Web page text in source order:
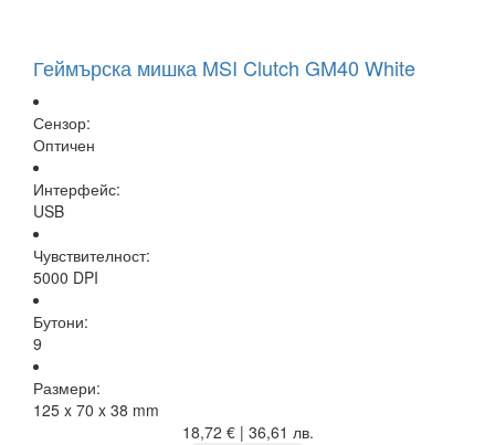
Геймърска мишка MSI Clutch GM40 White
Сензор:
Оптичен
Интерфейс:
USB
Чувствителност:
5000 DPI
Бутони:
9
Размери:
125 x 70 x 38 mm
18,72 € | 36,61 лв.